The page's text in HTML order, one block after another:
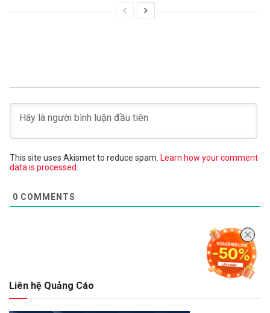
This site uses Akismet to reduce spam. Learn how your comment
data is processed.
0 COMMENTS
Liên hệ Quảng Cáo